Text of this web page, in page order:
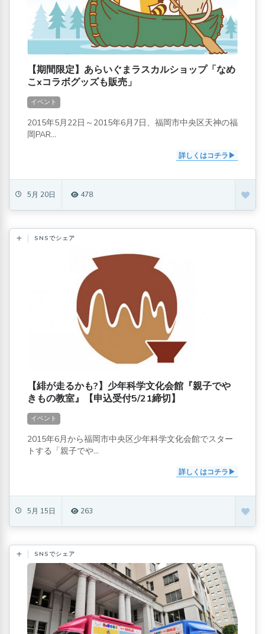
【期間限定】あらいぐまラスカルショップ「なめ
こxコラボグッズも販売」
イベント
2015年5月22日～2015年6月7日、福岡市中央区天神の福
岡PAR...
詳しくはコチラ
5月 20日 478
SNSでシェア
【緋が走るかも?】少年科学文化会館『親子でや
きもの教室』【申込受付5/21締切】
イベント
2015年6月から福岡市中央区少年科学文化会館でスター
トする「親子でや...
詳しくはコチラ
5月 15日 263
SNSでシェア